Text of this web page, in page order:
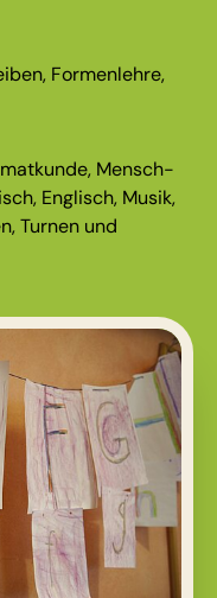
Formenlehre,
Mensch-
Englisch, Musik,
Turnen und